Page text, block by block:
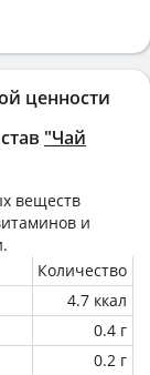
ценности
"Чай
веществ
и
Количество
4.7 ккал
0.4 г
0.2 г